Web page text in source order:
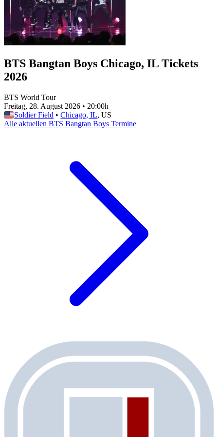
BTS Bangtan Boys Chicago, IL Tickets
2026
BTS World Tour
Freitag, 28. August 2026 • 20:00h
Soldier Field • Chicago, IL, US
Alle aktuellen BTS Bangtan Boys Termine